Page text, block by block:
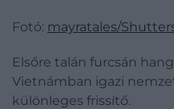
Fotó: mayratales/
Elsőre talán furcsán
Vietnámban igazi
különleges frissítő.